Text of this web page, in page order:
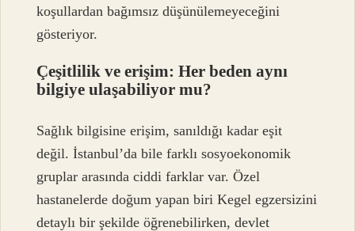
koşullardan bağımsız düşünülemeyeceğini
gösteriyor.
Çeşitlilik ve erişim: Her beden aynı
bilgiye ulaşabiliyor mu?
Sağlık bilgisine erişim, sanıldığı kadar eşit
değil. İstanbul’da bile farklı sosyoekonomik
gruplar arasında ciddi farklar var. Özel
hastanelerde doğum yapan biri Kegel egzersizini
detaylı bir şekilde öğrenebilirken, devlet